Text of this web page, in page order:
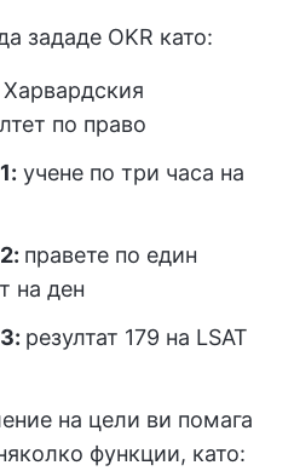
зададе OKR като:
по право
учене по три часа на
правете по един
на ден
резултат 179 на LSAT
на цели ви помага
функции, като: